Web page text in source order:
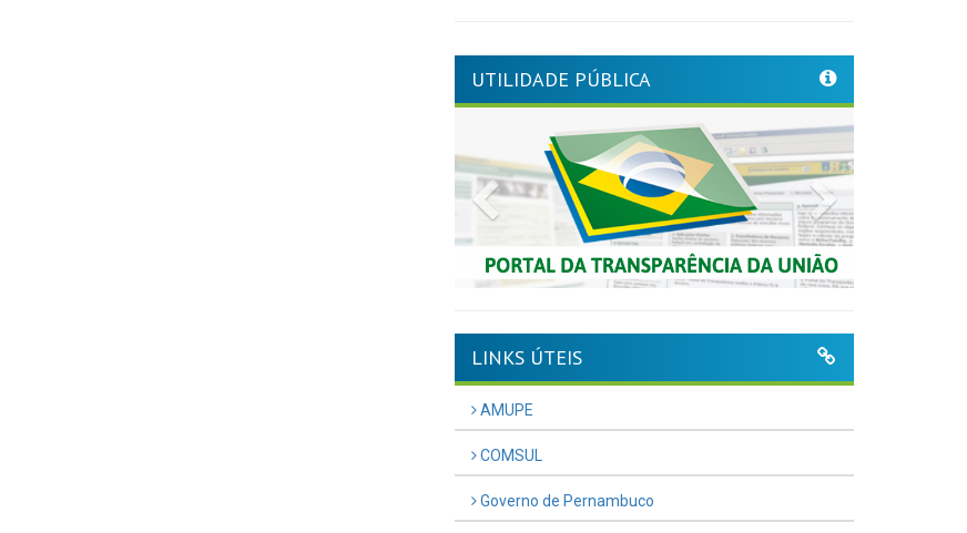
UTILIDADE PÚBLICA
Previous
LINKS ÚTEIS
AMUPE
COMSUL
Governo de Pernambuco